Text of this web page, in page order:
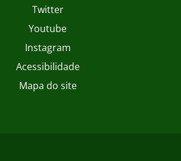
Twitter
Youtube
Instagram
Acessibilidade
Mapa do site